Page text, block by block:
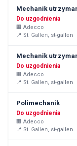
Mechanik
Do uzgodnienia
🏢 Adecco
📍 St. Gallen, st-gallen
Mechanik
Do uzgodnienia
🏢 Adecco
📍 St. Gallen, st-gallen
Polimechanik
Do uzgodnienia
🏢 Adecco
📍 St. Gallen, st-gallen